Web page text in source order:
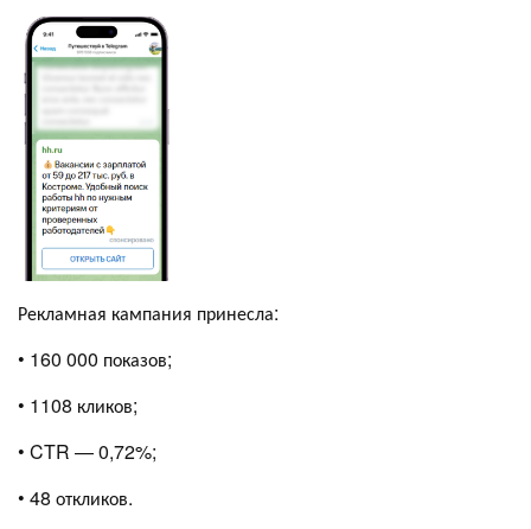
Рекламная кампания принесла:
• 160 000 показов;
• 1108 кликов;
• CTR — 0,72%;
• 48 откликов.